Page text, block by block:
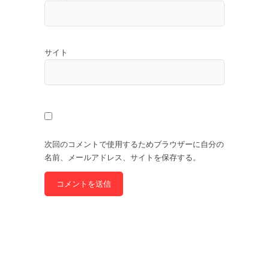
サイト
次回のコメントで使用するためブラウザーに自分の
名前、メールアドレス、サイトを保存する。